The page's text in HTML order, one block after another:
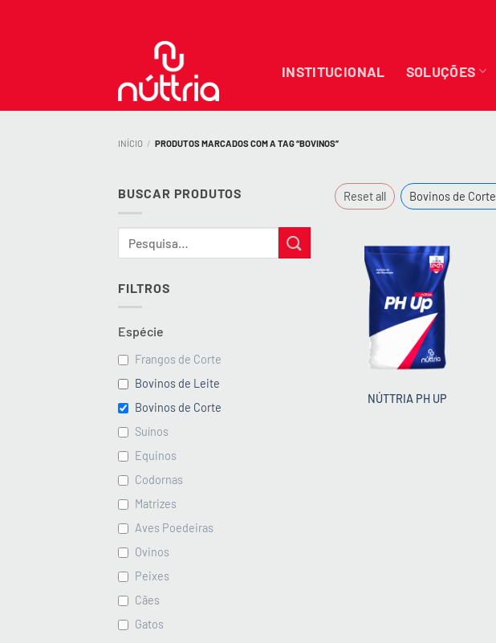
INSTITUCIONAL SOLUÇÕES
INÍCIO / PRODUTOS MARCADOS COM A TAG “BOVINOS”
BUSCAR PRODUTOS
FILTROS
Espécie
Frangos de Corte
Bovinos de Leite
Bovinos de Corte
Suínos
Equinos
Codornas
Matrizes
Aves Poedeiras
Ovinos
Peixes
Cães
Gatos
Reset all Bovinos de Corte
NÚTTRIA PH UP